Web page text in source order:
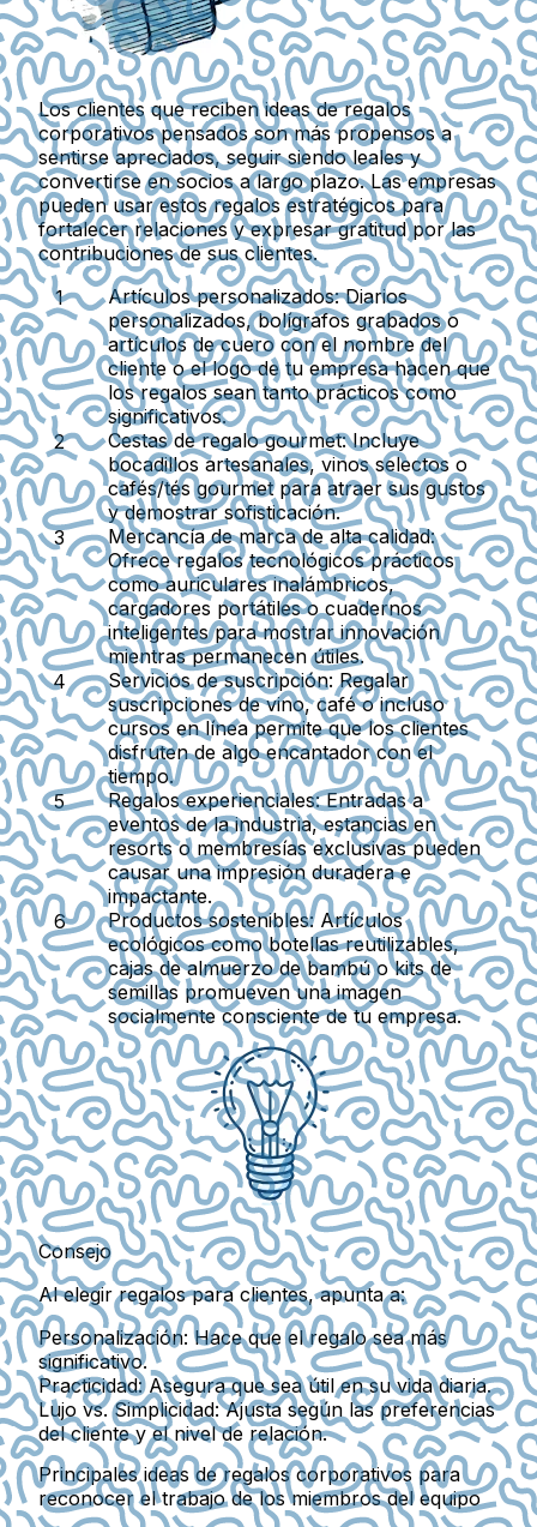
Los clientes que reciben ideas de regalos
corporativos pensados son más propensos a
sentirse apreciados, seguir siendo leales y
convertirse en socios a largo plazo. Las empresas
pueden usar estos regalos estratégicos para
fortalecer relaciones y expresar gratitud por las
contribuciones de sus clientes.
Artículos personalizados: Diarios
personalizados, bolígrafos grabados o
artículos de cuero con el nombre del
cliente o el logo de tu empresa hacen que
los regalos sean tanto prácticos como
significativos.
Cestas de regalo gourmet: Incluye
bocadillos artesanales, vinos selectos o
cafés/tés gourmet para atraer sus gustos
y demostrar sofisticación.
Mercancía de marca de alta calidad:
Ofrece regalos tecnológicos prácticos
como auriculares inalámbricos,
cargadores portátiles o cuadernos
inteligentes para mostrar innovación
mientras permanecen útiles.
Servicios de suscripción: Regalar
suscripciones de vino, café o incluso
cursos en línea permite que los clientes
disfruten de algo encantador con el
tiempo.
Regalos experienciales: Entradas a
eventos de la industria, estancias en
resorts o membresías exclusivas pueden
causar una impresión duradera e
impactante.
Productos sostenibles: Artículos
ecológicos como botellas reutilizables,
cajas de almuerzo de bambú o kits de
semillas promueven una imagen
socialmente consciente de tu empresa.
Consejo
Al elegir regalos para clientes, apunta a:
Personalización: Hace que el regalo sea más
significativo.
Practicidad: Asegura que sea útil en su vida diaria.
Lujo vs. Simplicidad: Ajusta según las preferencias
del cliente y el nivel de relación.
Principales ideas de regalos corporativos para
reconocer el trabajo de los miembros del equipo